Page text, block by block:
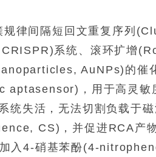
规律间隔短回文重复序列
系统、滚环扩增
AuNPs)的催
aptasensor)，用于高灵敏
统失活，无法切割负载于
CS)，并促进RCA产
入4-硝基苯酚(4-